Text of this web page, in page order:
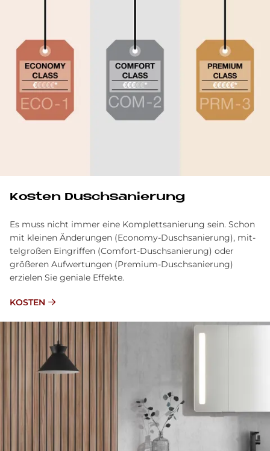
Ko­sten Dusch­sa­nie­rung
Es muss nicht immer eine Kom­plett­sanierung sein. Schon
mit kleinen Änderungen (Economy-Dusch­sanierung), mit­
tel­großen Ein­grif­fen (Comfort-Dusch­sanierung) oder
größeren Auf­wertungen (Premium-Duschsanierung)
erzielen Sie geniale Effekte.
KOSTEN